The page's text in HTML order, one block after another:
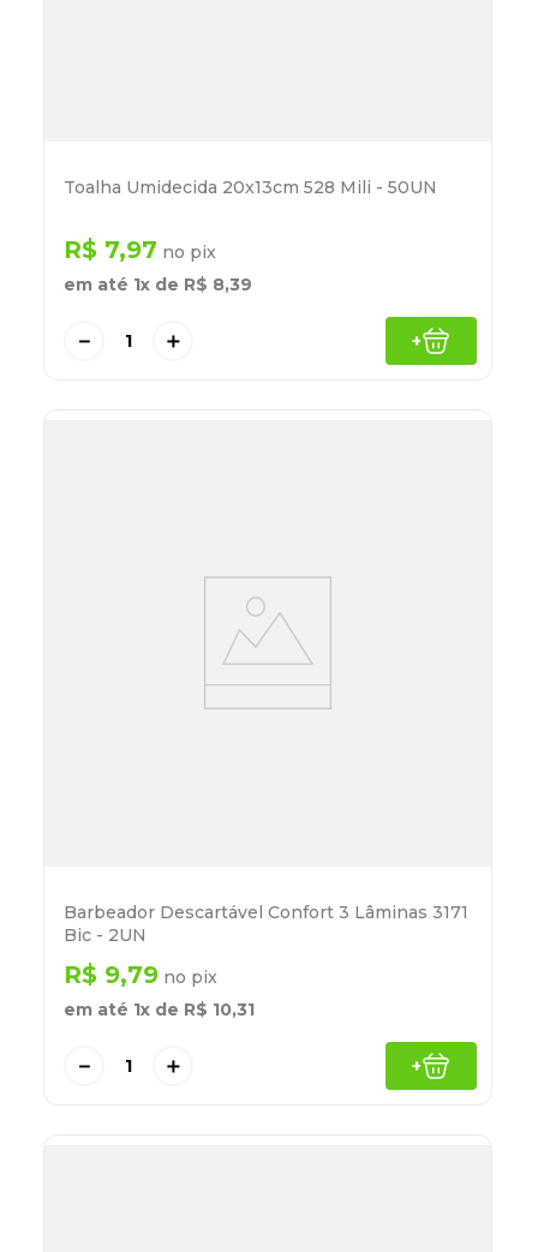
Toalha Umidecida 20x13cm 528 Mili - 50UN
R$ 7,97 no pix
em até 1x de R$ 8,39
＋
－ +
Barbeador Descartável Confort 3 Lâminas 3171
Bic - 2UN
R$ 9,79 no pix
em até 1x de R$ 10,31
＋
－ +